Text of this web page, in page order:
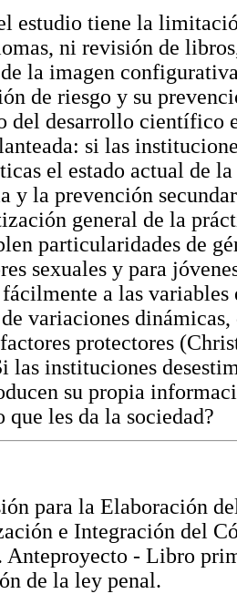
estudio tiene la
ni revisión de
la imagen
de riesgo y su
del desarrollo científico
si las
el estado actual de
y la prevención
general de la
particularidades de
sexuales y para
a las
variaciones
protectores
las instituciones
su propia
que les da la sociedad?
para la Elaboración
e Integración del
Anteproyecto - Libro
de la ley penal.